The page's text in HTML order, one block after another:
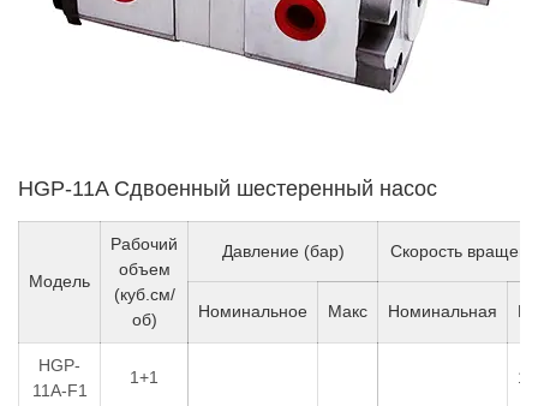
HGP-11A Сдвоенный шестеренный насос
Модель
Рабочий
объем
(куб.см/
об)
Давление (бар) Скорость
Номинальное Макс Номинальная
HGP-
11A-F1
1+1